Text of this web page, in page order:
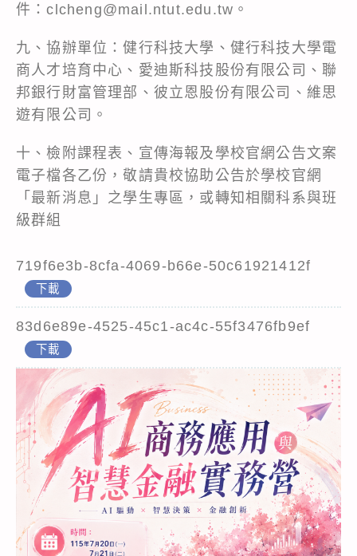
件：clcheng@mail.ntut.edu.tw。
九、協辦單位：健行科技大學、健行科技大學電
商人才培育中心、愛迪斯科技股份有限公司、聯
邦銀行財富管理部、彼立恩股份有限公司、維思
遊有限公司。
十、檢附課程表、宣傳海報及學校官網公告文案
電子檔各乙份，敬請貴校協助公告於學校官網
「最新消息」之學生專區，或轉知相關科系與班
級群組
719f6e3b-8cfa-4069-b66e-50c61921412f
下載
83d6e89e-4525-45c1-ac4c-55f3476fb9ef
下載